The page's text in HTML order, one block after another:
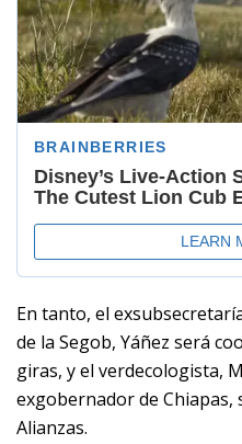
En tanto, el
de la Segob, Yáñez será
giras, y el verdecologista,
exgobernador de Chiapas,
Alianzas.